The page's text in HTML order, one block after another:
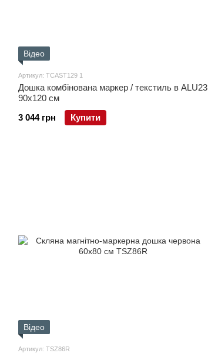
Відео
Артикул: TCAST129 1
Дошка комбінована маркер / текстиль в ALU23
90х120 см
3 044 грн
Купити
Відео
Артикул: TSZ86R